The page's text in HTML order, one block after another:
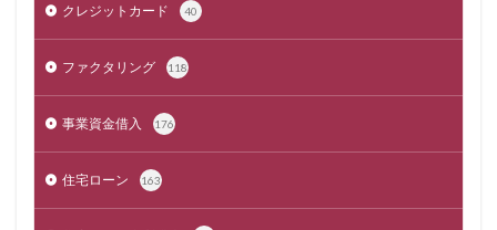
クレジットカード 40
ファクタリング 118
事業資金借入 176
住宅ローン 163